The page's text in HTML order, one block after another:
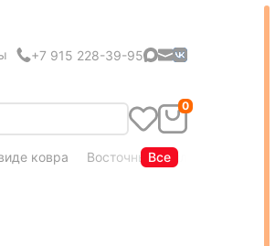
+7 915 228-39-95
0
ковра Восточный стиль
Все